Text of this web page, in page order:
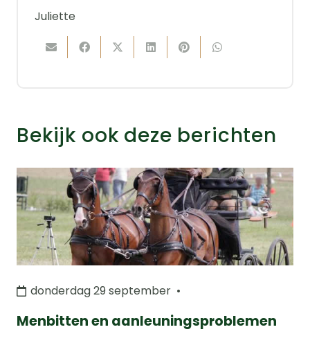
Juliette
Bekijk ook deze berichten
donderdag 29 september •
Menbitten en aanleuningsproblemen